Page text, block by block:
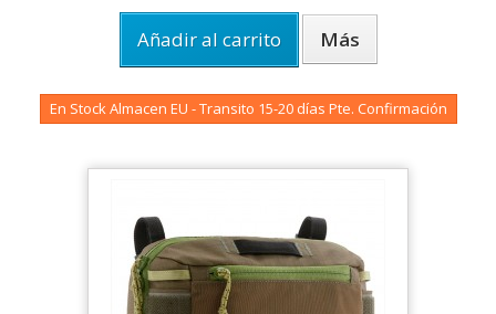
Añadir al carrito Más
En Stock Almacen EU - Transito 15-20 días Pte. Confirmación